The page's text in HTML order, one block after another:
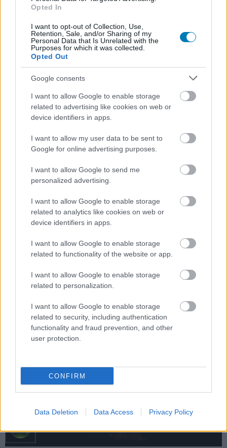
Opted In
I want to opt-out of Collection, Use,
Retention, Sale, and/or Sharing of my
Personal Data that Is Unrelated with the
Purposes for which it was collected.
Opted Out
Google consents
I want to allow Google to enable storage
related to advertising like cookies on web or
device identifiers in apps.
I want to allow my user data to be sent to
Google for online advertising purposes.
I want to allow Google to send me
personalized advertising.
I want to allow Google to enable storage
related to analytics like cookies on web or
device identifiers in apps.
I want to allow Google to enable storage
related to functionality of the website or app.
I want to allow Google to enable storage
related to personalization.
I want to allow Google to enable storage
related to security, including authentication
functionality and fraud prevention, and other
user protection.
CONFIRM
Data Deletion Data Access Privacy Policy
Kína: bejelentették a Wo Long
Chavalier|2026 június 7. 20:31
A Team Ninja nem hagyja unatkozik a soulslike
műfaj rajongóit, már jövőre érkezik a Wo Long
Unmute Loaded
21.86%
Tartogatott pár világpremiert az Xbox Games Showcase,
köztük van például a Wo Long 2: Wings of Ember, amely
a Team Ninja három évvel ezelőtti akció-szerepjátékának
folytatása. A Koei Tecmóval közösen egy látványos
előzetessel rántotta le a leplet a fejlesztőcsapat a
projektről, amely a jelenlegi tervek szerint 2027 első
felében érkezik. Bár pontos megjelenési dátumot
játék még az év első hónapjaiban debütálhat. Az is
kiderült, hogy a folytatás PlayStation 5-re, Xbox Series
X|S-re, PC-re és Nintendo Switch 2-re is megjelenik.